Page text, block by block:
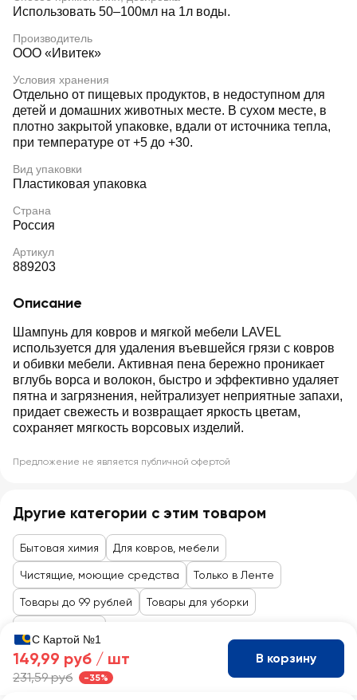
Использовать 50–100мл на 1л воды.
Производитель
ООО «Ивитек»
Условия хранения
Отдельно от пищевых продуктов, в недоступном для
детей и домашних животных месте. В сухом месте, в
плотно закрытой упаковке, вдали от источника тепла,
при температуре от +5 до +30.
Вид упаковки
Пластиковая упаковка
Страна
Россия
Артикул
889203
Описание
Шампунь для ковров и мягкой мебели LAVEL
используется для удаления въевшейся грязи с ковров
и обивки мебели. Активная пена бережно проникает
вглубь ворса и волокон, быстро и эффективно удаляет
пятна и загрязнения, нейтрализует неприятные запахи,
придает свежесть и возвращает яркость цветам,
сохраняет мягкость ворсовых изделий.
Предложение не является публичной офертой
Другие категории с этим товаром
Бытовая химия Для ковров, мебели
Чистящие, моющие средства Только в Ленте
Товары до 99 рублей Товары для уборки
С Картой №1
149,99 руб / шт
231,59 руб -35%
В корзину